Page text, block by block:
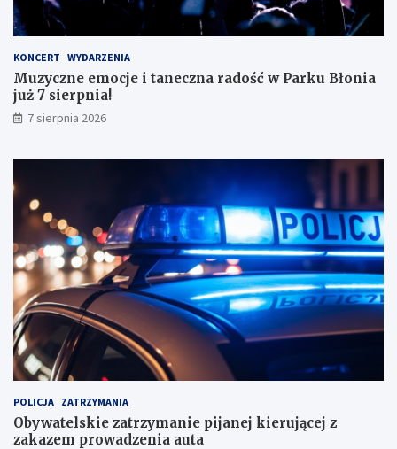
a
ł
m
i
w
y
k
a
m
KONCERT WYDARZENIA
Muzyczne emocje i taneczna radość w Parku Błonia
już 7 sierpnia!
7 sierpnia 2026
POLICJA ZATRZYMANIA
Obywatelskie zatrzymanie pijanej kierującej z
zakazem prowadzenia auta